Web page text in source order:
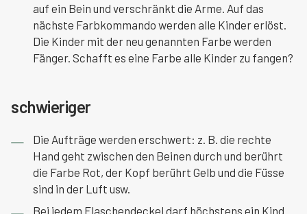
auf ein Bein und verschränkt die Arme. Auf das
nächste Farbkommando werden alle Kinder erlöst.
Die Kinder mit der neu genannten Farbe werden
Fänger. Schafft es eine Farbe alle Kinder zu fangen?
schwieriger
Die Aufträge werden erschwert: z. B. die rechte
Hand geht zwischen den Beinen durch und berührt
die Farbe Rot, der Kopf berührt Gelb und die Füsse
sind in der Luft usw.
Bei jedem Flaschendeckel darf höchstens ein Kind